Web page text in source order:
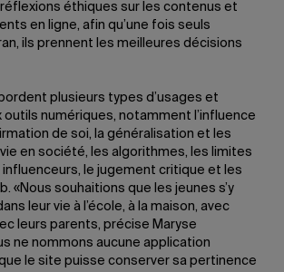
éthiques sur les contenus et
en ligne, afin qu’une fois seuls
ils prennent les meilleures décisions
plusieurs types d’usages et
outils numériques, notamment l’influence
de soi, la généralisation et les
en société, les algorithmes, les limites
influenceurs, le jugement critique et les
«Nous souhaitions que les jeunes s’y
leur vie à l’école, à la maison, avec
leurs parents, précise Maryse
ne nommons aucune application
le site puisse conserver sa pertinence